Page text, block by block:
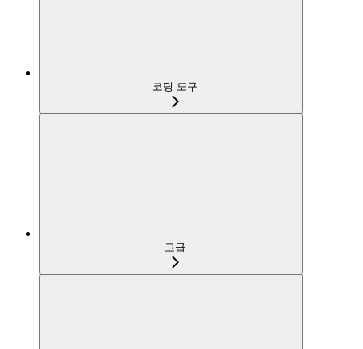
코딩 도구
고급